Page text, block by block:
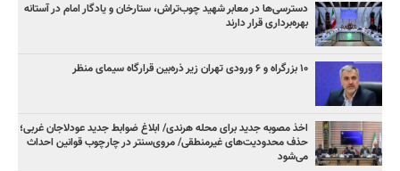
دسترسی‌ها در معابر شهید چوب‌تراش، ستارخان و یادگار امام در آستانه
بهره‌برداری قرار دارند
۱۰ بزرگراه و ۶ ورودی تهران زیر ذره‌بین قرارگاه سیمای منظر
اخذ مصوبه جدید برای محله هرندی/ ابلاغ ضوابط جدید عودلاجان غربی؛
حذف محدودیت‌های غیرمنطقی/ مروی‌سنتر در چارچوب قوانین احداث
می‌شود